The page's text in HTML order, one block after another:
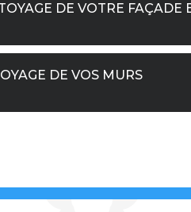
DE VOTRE FAÇADE
DE VOS MURS